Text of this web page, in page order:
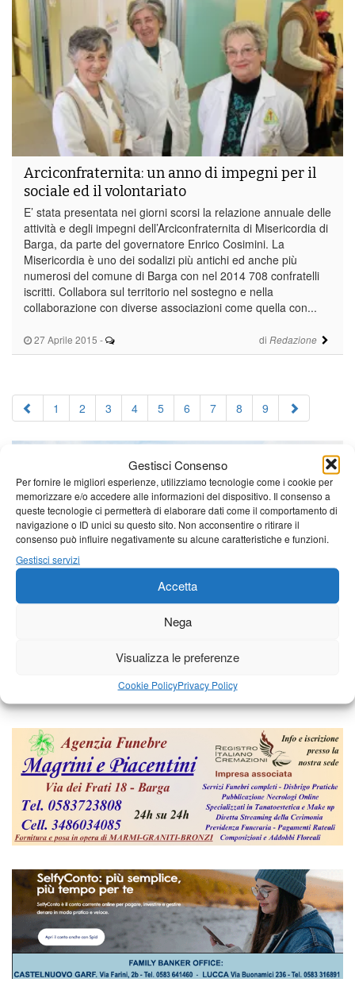
Gestisci Consenso
Per fornire le migliori esperienze, utilizziamo tecnologie come i cookie per
memorizzare e/o accedere alle informazioni del dispositivo. Il consenso a
queste tecnologie ci permetterà di elaborare dati come il comportamento di
navigazione o ID unici su questo sito. Non acconsentire o ritirare il
consenso può influire negativamente su alcune caratteristiche e funzioni.
Gestisci servizi
Accetta
Nega
Visualizza le preferenze
Cookie PolicyPrivacy Policy
27 Aprile 2015 - di Redazione
Arciconfraternita: un anno di impegni per il
sociale ed il volontariato
E’ stata presentata nei giorni scorsi la relazione annuale delle
attività e degli impegni dell’Arciconfraternita di Misericordia di
Barga, da parte del governatore Enrico Cosimini. La
Misericordia è uno dei sodalizi più antichi ed anche più
numerosi del comune di Barga con nel 2014 708 confratelli
iscritti. Collabora sul territorio nel sostegno e nella
collaborazione con diverse associazioni come quella con...
1 2 3 4 5 6 7 8 9